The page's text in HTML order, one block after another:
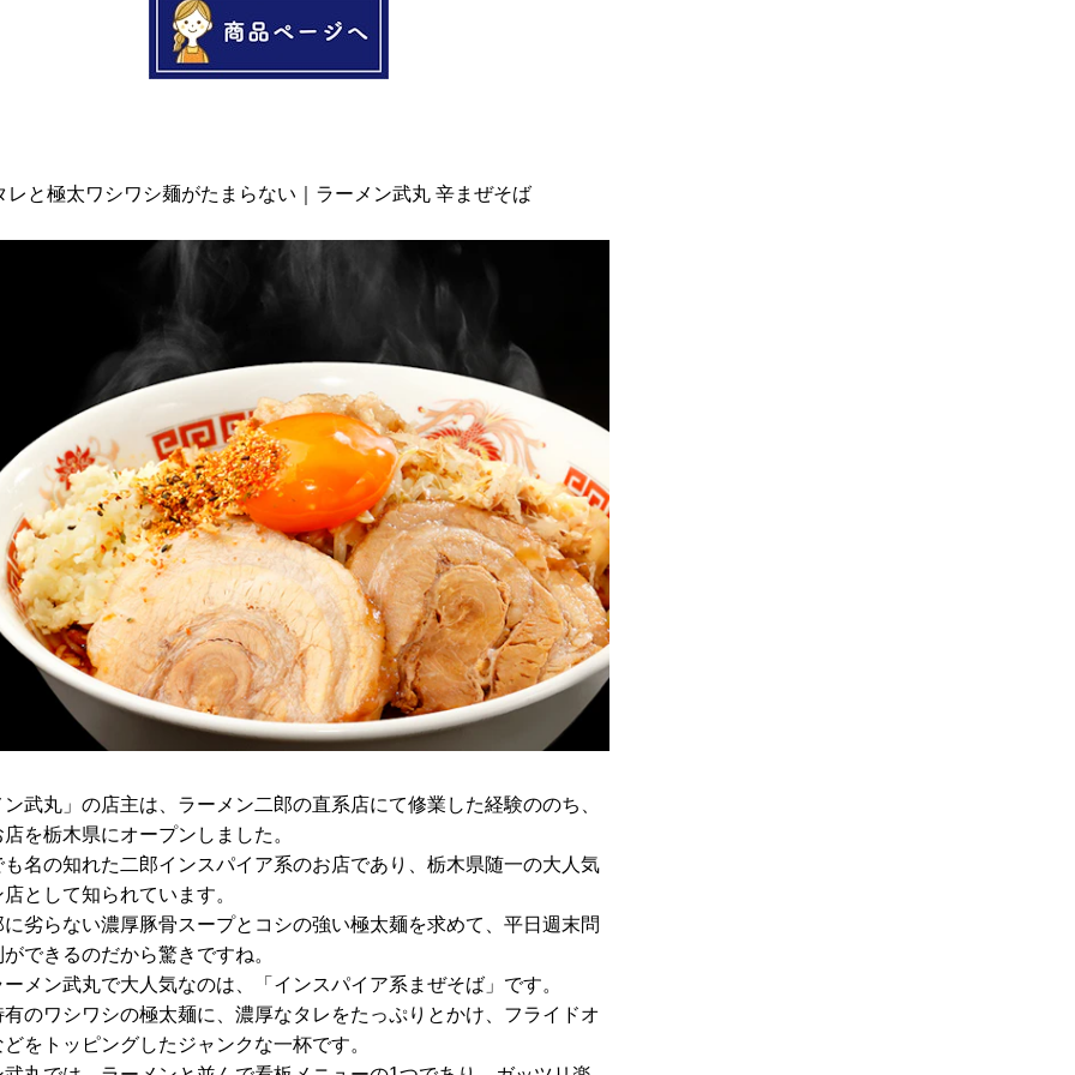
レと極太ワシワシ麺がたまらない｜ラーメン武丸 辛まぜそば
武丸」の店主は、ラーメン二郎の直系店にて修業した経験ののち、
を栃木県にオープンしました。
も名の知れた二郎インスパイア系のお店であり、栃木県随一の大人気
として知られています。
劣らない濃厚豚骨スープとコシの強い極太麺を求めて、平日週末問
できるのだから驚きですね。
メン武丸で大人気なのは、「インスパイア系まぜそば」です。
のワシワシの極太麺に、濃厚なタレをたっぷりとかけ、フライドオ
をトッピングしたジャンクな一杯です。